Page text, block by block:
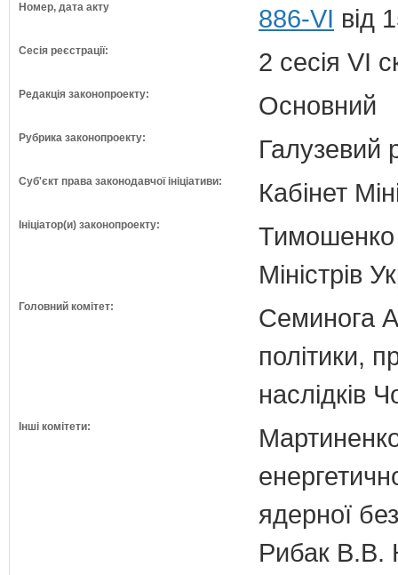
Номер, дата акту 886-VI від
Сесія реєстрації: 2 сесія VI
Редакція законопроекту: Основний
Рубрика законопроекту: Галузевий
Суб'єкт права законодавчої ініціативи: Кабінет
Ініціатор(и) законопроекту:
Тимошенко
Міністрів
Головний комітет:
Семинога
політики,
наслідків
Інші комітети:
ядерної
Рибак В.В.